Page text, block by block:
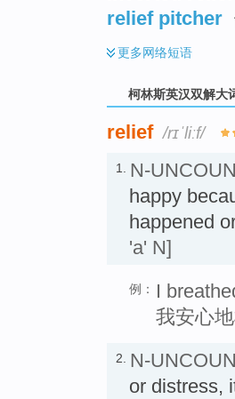
relief pitcher
更多网络短语
柯林斯英汉双解大
relief /rɪˈliːf/
1. N-
happy
happened
'a' N]
例：
I
我安心
2. N-
or distress,